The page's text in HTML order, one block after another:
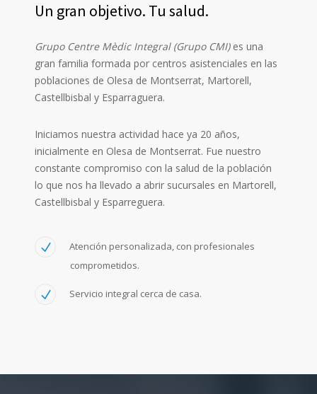
Un gran objetivo. Tu salud.
Grupo Centre Mèdic Integral (Grupo CMI)es una
gran familia formada por centros asistenciales en las
poblaciones de Olesa de Montserrat, Martorell,
Castellbisbal y Esparraguera.
Iniciamos nuestra actividad hace ya 20 años,
inicialmente en Olesa de Montserrat. Fue nuestro
constante compromiso con la salud de la población
lo que nos ha llevado a abrir sucursales en Martorell,
Castellbisbal y Esparreguera.
Atención personalizada, con profesionales
comprometidos.
Servicio integral cerca de casa.